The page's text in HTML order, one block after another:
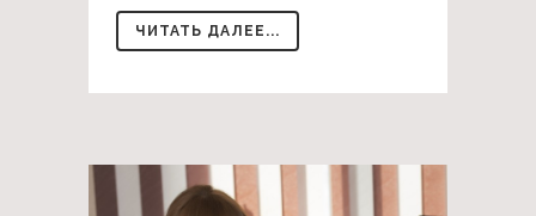
ЧИТАТЬ ДАЛЕЕ...